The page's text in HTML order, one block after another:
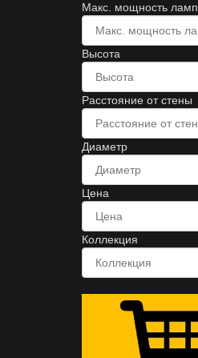
Макс. мощность ламп
Высота
Расстояние от стены
Диаметр
Цена
Коллекция